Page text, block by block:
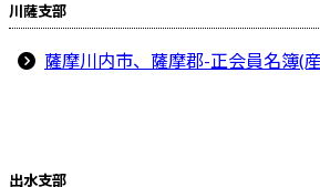
川薩支部
薩摩川内市、薩摩郡-正会員名簿(
出水支部